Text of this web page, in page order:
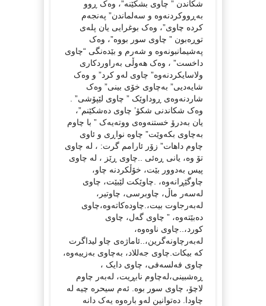
شکاندن ” چاوی بشکێنە”، وەک ڕوو
بەڕووکردنەوە و سەلماندن” پەنجەم
کردە چاوی”، وەک بوغرایی یان پلەی
توڕەبون ” چاوی سور بووە”، وەک
پەشیمانبونەوە و شەرم و بێدەنگی “چاوی
داخست” ، وەک هەوڵی بەراوردکاری
ولاسایکردنەوە” چاوی لەو کرد” و وەک
شایەدیی” بەچاوی خۆی بینی” وەک
شاردنەوەی ڕوداوێک ” چاوی لێپۆشی” .
وەک شکاندنی شکۆ’ چاوی دەشکێنم”،
یان بەدرۆ خستنەوەی ووتەیەک ” با چاوم
بەچاوی بکەوێت” چاوە نواڕی و ئاوی
چاوم داهات” زۆر ئارامم گرت: ، لە چاوی
تۆ وە، یانی ڕەئی ..چاوی ڕێز ، لە چاوی
پیس بەدوور بێت، خۆڵکردنە چاو،
چاوگێڕانەوە، .چاوێکت لێبێت، چاوی
لەسەر ماڵ، چاوبرسی، چاوتیر،
لەبەرجاوت بیت،.چاودەکاتەوە،چاوی
دەبێتەوە، ” چاوی گەل، چاوی
کورد،..چاوی ناوەوە،
لەبەرچاونەگرین،..ئاماژەی چاو لیداگرت
کە بیکات.چاوی جەللاد، بەچاوی بەزییەوە،
چاوی فەلسەفی، چاوی دایک ،
ڕەشبینی،لەچاوم نابڕیت، لەبەر چاوم
لاچۆ، چاوی سور بوە. ئەم سیحرە چیە لە
چاودا. دەتوانین لەو بارەوە یەک دانە